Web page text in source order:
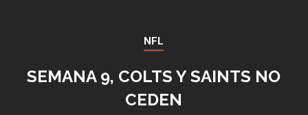
NFL
SEMANA 9, COLTS Y SAINTS NO
CEDEN